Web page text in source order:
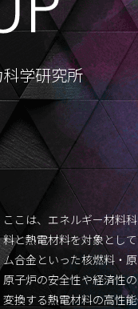
学研究所
ここは、エネルギー材料
料と熱電材料を対象とし
ム合金といった核燃料・
原子炉の安全性や経済性
変換する熱電材料の高性